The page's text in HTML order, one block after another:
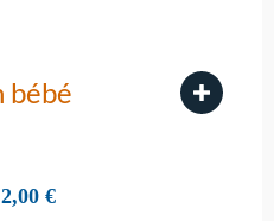
bébé
2,00 €